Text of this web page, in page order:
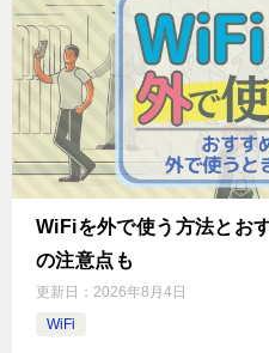
WiFiを外で使う方法とお
の注意点も
更新日： 2026年8月4日
WiFi